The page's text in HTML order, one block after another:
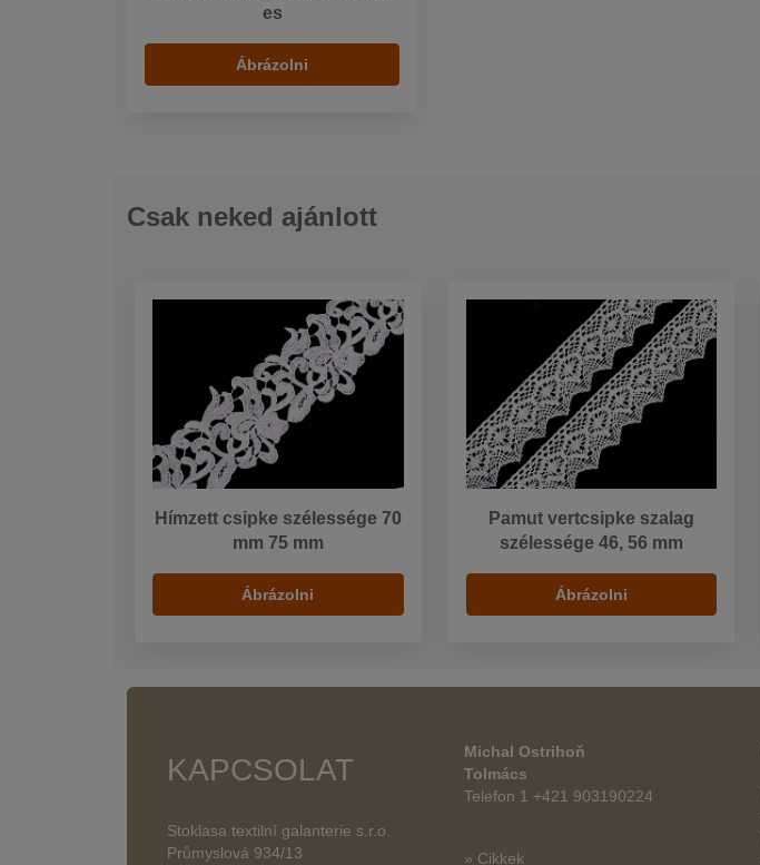
es
Ábrázolni
Csak neked ajánlott
Hímzett csipke szélessége 70
mm 75 mm
Ábrázolni
Pamut vertcsipke szalag
szélessége 46, 56 mm
Ábrázolni
KAPCSOLAT
Stoklasa textilní galanterie s.r.o.
Průmyslová 934/13
Michal Ostrihoň
Tolmács
Telefon 1 +421 903190224
» Cikkek